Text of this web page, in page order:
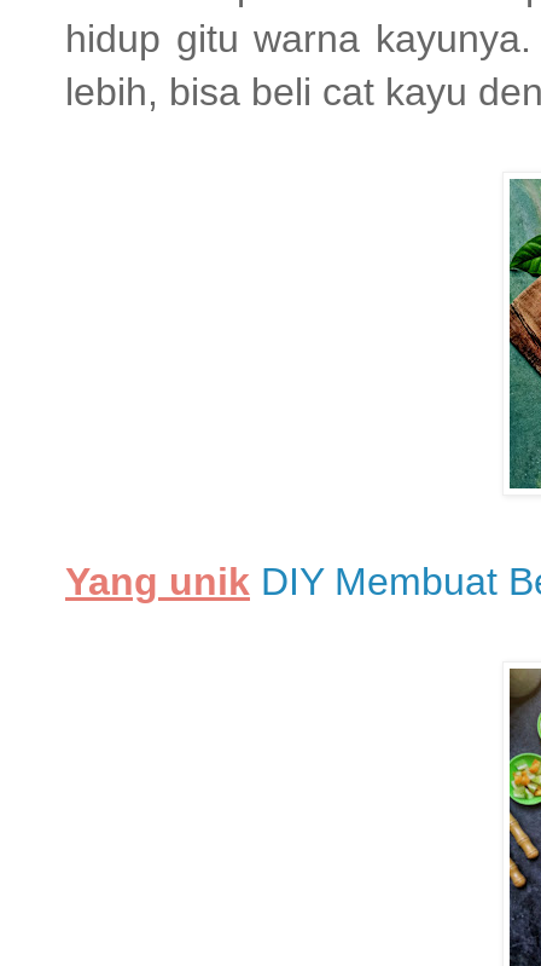
hidup gitu warna
lebih, bisa beli cat kayu
Yang unik DIY Membuat